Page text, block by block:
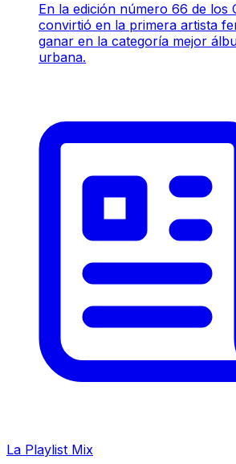
En la edición número 66 de los
convirtió en la primera artista
ganar en la categoría mejor
urbana.
La Playlist Mix